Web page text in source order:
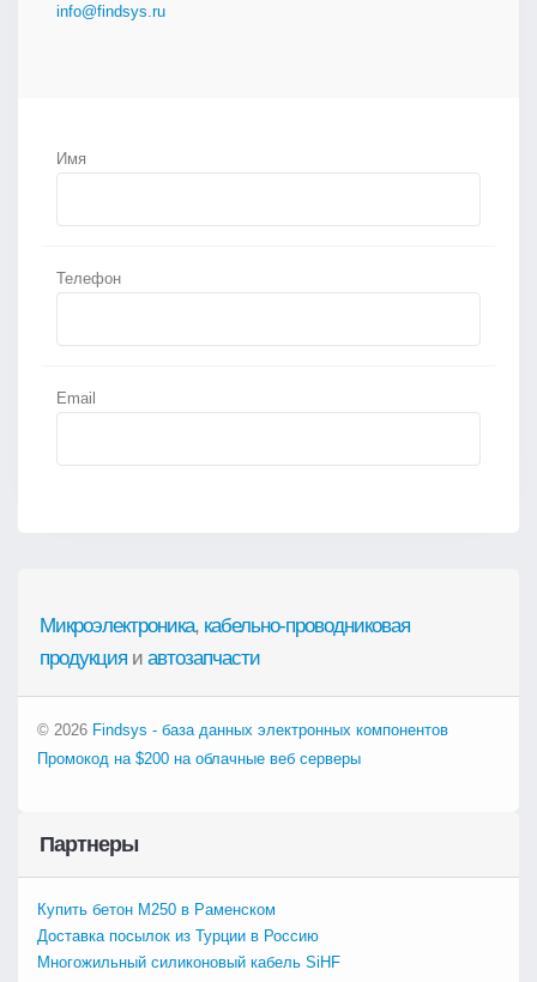
info@findsys.ru
Имя
Телефон
Email
Микроэлектроника, кабельно-проводниковая
продукция и автозапчасти
© 2026 Findsys - база данных электронных компонентов
Промокод на $200 на облачные веб серверы
Партнеры
Купить бетон М250 в Раменском
Доставка посылок из Турции в Россию
Многожильный силиконовый кабель SiHF